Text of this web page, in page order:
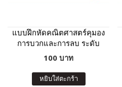
แบบฝึกหัดคณิตศาสตร์คุมอง
การบวกและการลบ ระดับ
ประถมศึกษาปีที่ 3
100 บาท
หยิบใส่ตะกร้า